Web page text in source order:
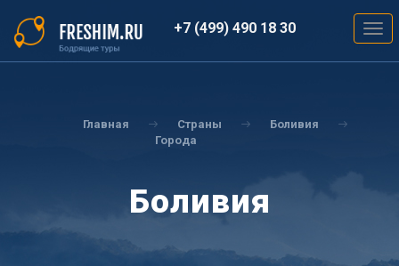
основному
содержанию
+7 (499) 490 18 30
Главная Страны
Боливия
Города
Боливия